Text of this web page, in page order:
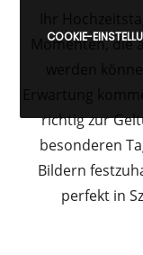
Momenten, die
werden
Erwartung
richtig zur
besonderen
Bildern
perfekt in
COOKIE-